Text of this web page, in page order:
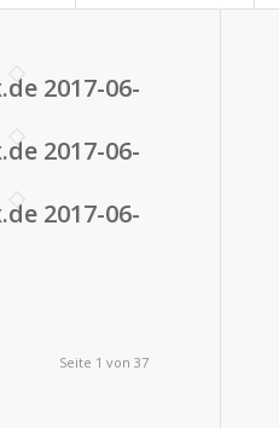
2017-06-
2017-06-
2017-06-
Seite 1 von 37